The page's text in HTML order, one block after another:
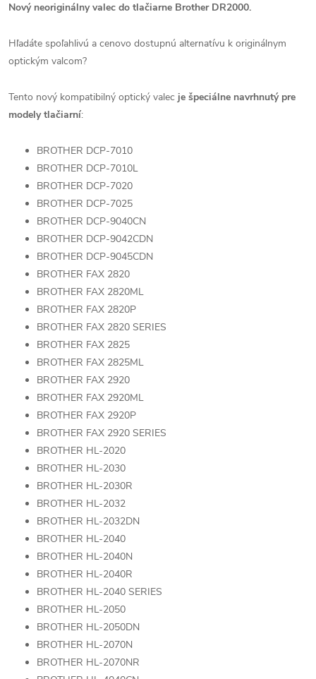
Nový neoriginálny valec do tlačiarne Brother DR2000.
Hľadáte spoľahlivú a cenovo dostupnú alternatívu k originálnym
optickým valcom?
Tento nový kompatibilný optický valec je špeciálne navrhnutý pre
modely tlačiarní:
BROTHER DCP-7010
BROTHER DCP-7010L
BROTHER DCP-7020
BROTHER DCP-7025
BROTHER DCP-9040CN
BROTHER DCP-9042CDN
BROTHER DCP-9045CDN
BROTHER FAX 2820
BROTHER FAX 2820ML
BROTHER FAX 2820P
BROTHER FAX 2820 SERIES
BROTHER FAX 2825
BROTHER FAX 2825ML
BROTHER FAX 2920
BROTHER FAX 2920ML
BROTHER FAX 2920P
BROTHER FAX 2920 SERIES
BROTHER HL-2020
BROTHER HL-2030
BROTHER HL-2030R
BROTHER HL-2032
BROTHER HL-2032DN
BROTHER HL-2040
BROTHER HL-2040N
BROTHER HL-2040R
BROTHER HL-2040 SERIES
BROTHER HL-2050
BROTHER HL-2050DN
BROTHER HL-2070N
BROTHER HL-2070NR